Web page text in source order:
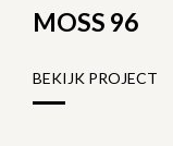
MOSS 96
BEKIJK PROJECT